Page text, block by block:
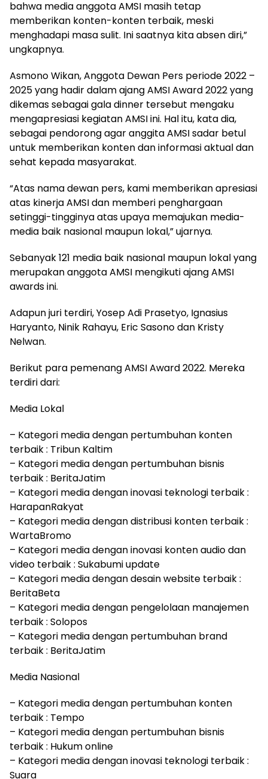
bahwa media anggota AMSI masih tetap
memberikan konten-konten terbaik, meski
menghadapi masa sulit. Ini saatnya kita absen diri,”
ungkapnya.
Asmono Wikan, Anggota Dewan Pers periode 2022 –
2025 yang hadir dalam ajang AMSI Award 2022 yang
dikemas sebagai gala dinner tersebut mengaku
mengapresiasi kegiatan AMSI ini. Hal itu, kata dia,
sebagai pendorong agar anggita AMSI sadar betul
untuk memberikan konten dan informasi aktual dan
sehat kepada masyarakat.
“Atas nama dewan pers, kami memberikan apresiasi
atas kinerja AMSI dan memberi penghargaan
setinggi-tingginya atas upaya memajukan media-
media baik nasional maupun lokal,” ujarnya.
Sebanyak 121 media baik nasional maupun lokal yang
merupakan anggota AMSI mengikuti ajang AMSI
awards ini.
Adapun juri terdiri, Yosep Adi Prasetyo, Ignasius
Haryanto, Ninik Rahayu, Eric Sasono dan Kristy
Nelwan.
Berikut para pemenang AMSI Award 2022. Mereka
terdiri dari:
Media Lokal
– Kategori media dengan pertumbuhan konten
terbaik : Tribun Kaltim
– Kategori media dengan pertumbuhan bisnis
terbaik : BeritaJatim
– Kategori media dengan inovasi teknologi terbaik :
HarapanRakyat
– Kategori media dengan distribusi konten terbaik :
WartaBromo
– Kategori media dengan inovasi konten audio dan
video terbaik : Sukabumi update
– Kategori media dengan desain website terbaik :
BeritaBeta
– Kategori media dengan pengelolaan manajemen
terbaik : Solopos
– Kategori media dengan pertumbuhan brand
terbaik : BeritaJatim
Media Nasional
– Kategori media dengan pertumbuhan konten
terbaik : Tempo
– Kategori media dengan pertumbuhan bisnis
terbaik : Hukum online
– Kategori media dengan inovasi teknologi terbaik :
Suara